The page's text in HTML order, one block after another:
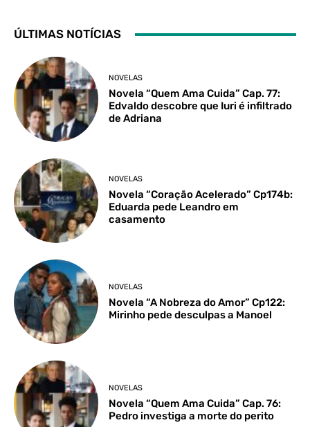
ÚLTIMAS NOTÍCIAS
NOVELAS
Novela “Quem Ama Cuida” Cap. 77:
Edvaldo descobre que Iuri é infiltrado
de Adriana
NOVELAS
Novela “Coração Acelerado” Cp174b:
Eduarda pede Leandro em
casamento
NOVELAS
Novela “A Nobreza do Amor” Cp122:
Mirinho pede desculpas a Manoel
NOVELAS
Novela “Quem Ama Cuida” Cap. 76:
Pedro investiga a morte do perito